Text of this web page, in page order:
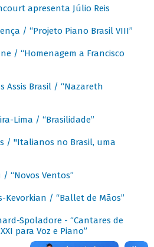
apresenta Júlio Reis
/ “Projeto Piano Brasil VIII”
/ “Homenagem a Francisco
Assis Brasil / “Nazareth
Lima / “Brasilidade”
/ "Italianos no Brasil, uma
/ “Novos Ventos”
Kevorkian / “Ballet de Mãos”
Spoladore - “Cantares de
para Voz e Piano”